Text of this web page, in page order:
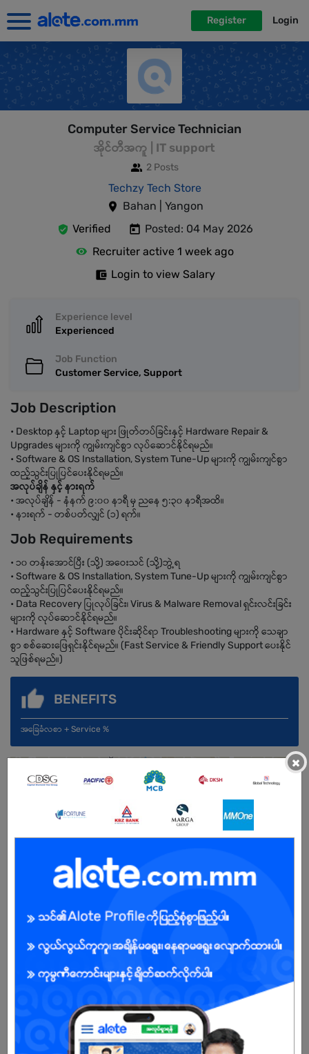
Register Login
Computer Service Technician
အိုင်တီအကူ | IT support
2 Posts
Techzy Tech Store
Bahan | Yangon
Verified
Posted: 04 May 2026
Recruiter active 1 week ago
Login to view Salary
Experience level
Experienced
Job Function
Customer Service, Support
Job Description
• Desktop နှင့် Laptop များ ဖြုတ်တပ်ခြင်းနှင့် Hardware Repair &
Upgrades များကို ကျွမ်းကျင်စွာ လုပ်ဆောင်နိုင်ရမည်။
• Software & OS Installation, System Tune-Up များကို ကျွမ်းကျင်စွာ
ထည့်သွင်းပြုပြင်ပေးနိုင်ရမည်။
အလုပ်ချိန် နှင့် နားရက်
• အလုပ်ချိန် - နံနက် ၉:၀၀ နာရီ မှ ညနေ ၅:၃၀ နာရီအထိ။
• နားရက် - တစ်ပတ်လျှင် (၁) ရက်။
Job Requirements
• ၁၀ တန်းအောင်ပြီး (သို့) အဝေးသင် (သို့)ဘွဲ့ရ
• Software & OS Installation, System Tune-Up များကို ကျွမ်းကျင်စွာ
ထည့်သွင်းပြုပြင်ပေးနိုင်ရမည်။
• Data Recovery ပြုလုပ်ခြင်း၊ Virus & Malware Removal ရှင်းလင်းခြင်း
များကို လုပ်ဆောင်နိုင်ရမည်။
• Hardware နှင့် Software ပိုင်းဆိုင်ရာ Troubleshooting များကို သေချာ
စွာ စစ်ဆေးဖြေရှင်းနိုင်ရမည်။ (Fast Service & Friendly Support ပေးနိုင်
သူဖြစ်ရမည်။)
BENEFITS
အခြေခံလစာ + Service %
Open To : Male
Already Expired
×